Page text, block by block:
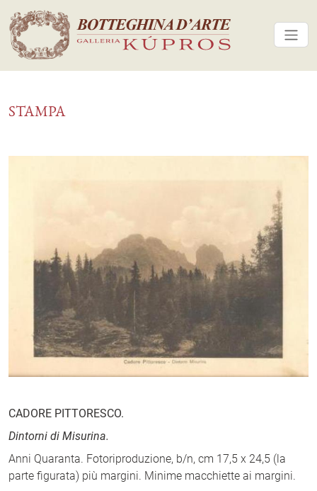
STAMPA
CADORE PITTORESCO.
Dintorni di Misurina.
Anni Quaranta. Fotoriproduzione, b/n, cm 17,5 x 24,5 (la
parte figurata) più margini. Minime macchiette ai margini.